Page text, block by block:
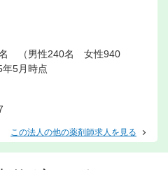
名 （男性240名 女性940
5月時点
この法人の他の薬剤師求人を見る